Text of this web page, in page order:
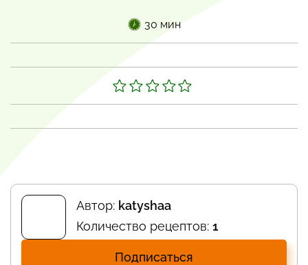
30 мин
Автор: katyshaa
Количество рецептов: 1
Подписаться